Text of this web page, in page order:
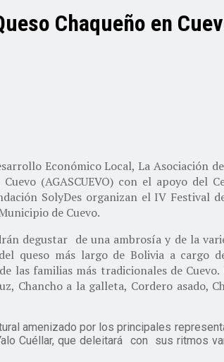
Chaqueño en
Económico Local, La Asociación
Cuevo (AGASCUEVO) con el apoyo
SolyDes organizan el IV Festival
de Cuevo.
degustar de una ambrosía y de la
queso más largo de Bolivia a cargo
las familias más tradicionales de
Chancho a la galleta, Cordero asado,
amenizado por los principales
Cuéllar, que deleitará con sus ritmos